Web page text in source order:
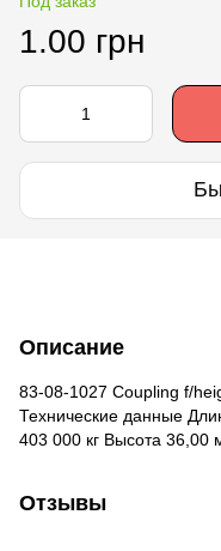
1.00 грн
Описание
83-08-1027 Coupling f/
Технические данные
403 000 кг Высота 36,00
Отзывы